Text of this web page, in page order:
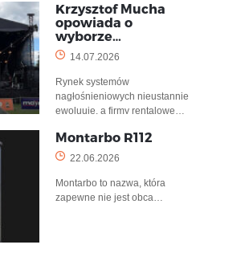
Krzysztof Mucha
opowiada o
wyborze…
14.07.2026
Rynek systemów
nagłośnieniowych nieustannie
ewoluuje, a firmy rentalowe…
Montarbo R112
22.06.2026
Montarbo to nazwa, która
zapewne nie jest obca…